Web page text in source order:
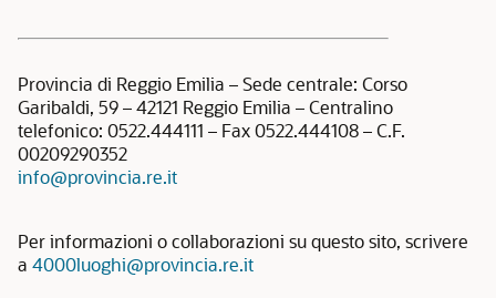
Provincia di Reggio Emilia – Sede centrale: Corso
Garibaldi, 59 – 42121 Reggio Emilia – Centralino
telefonico: 0522.444111 – Fax 0522.444108 – C.F.
00209290352
info@provincia.re.it
Per informazioni o collaborazioni su questo sito, scrivere
a 4000luoghi@provincia.re.it